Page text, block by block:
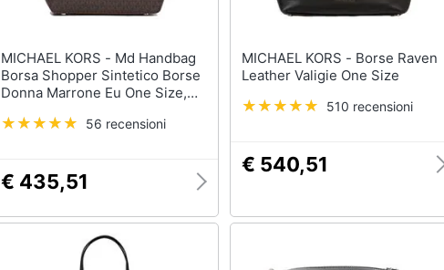
MICHAEL KORS - Md Handbag
Borsa Shopper Sintetico Borse
Donna Marrone Eu One Size,
56 recensioni
€ 435,51
MICHAEL KORS - Borse Raven
Leather Valigie One Size
510 recensioni
€ 540,51